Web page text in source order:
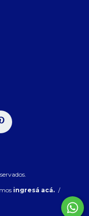
ingresá acá. /